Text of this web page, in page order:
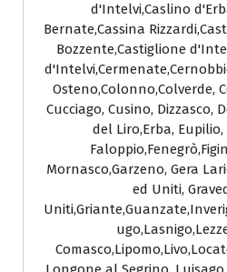
d'Intelvi,Caslino
Bernate,Cassina
Bozzente,Castiglione
Osteno,Colonno,Colverde,
Cucciago, Cusino, Dizzasco,
del Liro,Erba,
Mornasco,Garzeno, Gera
ed Uniti,